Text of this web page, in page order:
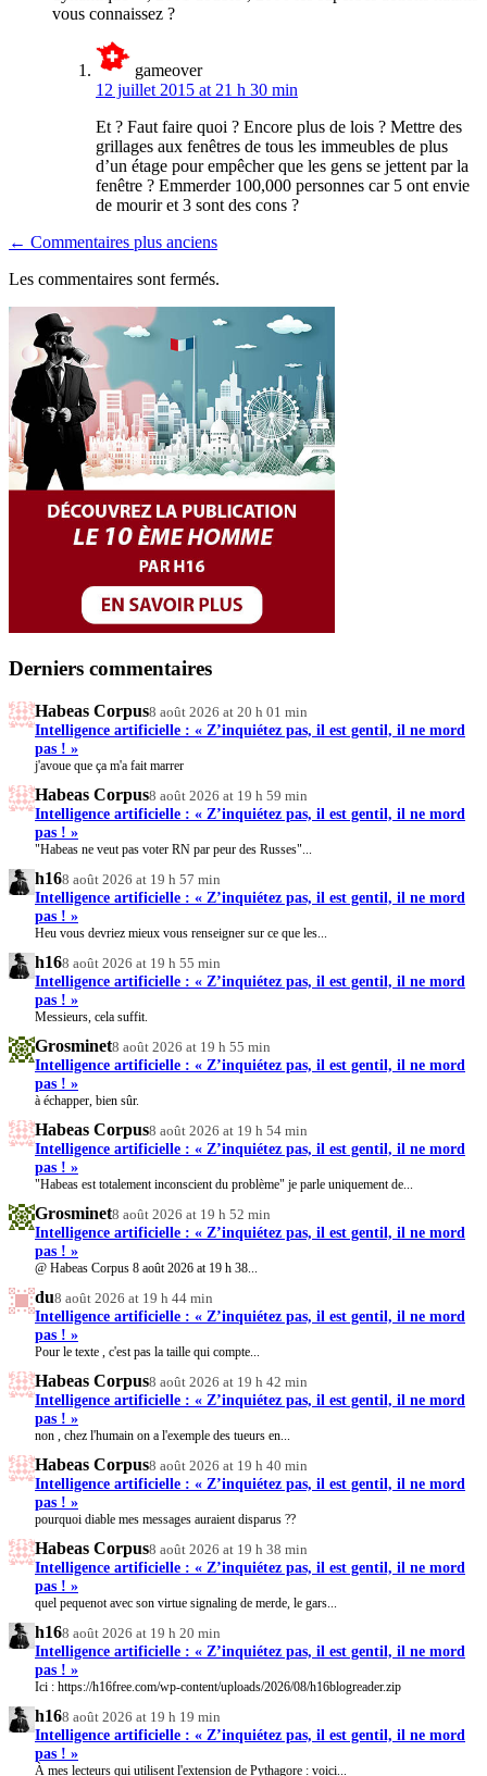
vous connaissez ?
gameover
12 juillet 2015 at 21 h 30 min
Et ? Faut faire quoi ? Encore plus de lois ? Mettre des
grillages aux fenêtres de tous les immeubles de plus
d’un étage pour empêcher que les gens se jettent par la
fenêtre ? Emmerder 100,000 personnes car 5 ont envie
de mourir et 3 sont des cons ?
Navigation
dans
les
commentaires
← Commentaires plus anciens
Les commentaires sont fermés.
Derniers commentaires
Habeas Corpus8 août 2026 at 20 h 01 min
Intelligence artificielle : « Z’inquiétez pas, il est gentil, il ne mord
pas ! »
j'avoue que ça m'a fait marrer
Habeas Corpus8 août 2026 at 19 h 59 min
Intelligence artificielle : « Z’inquiétez pas, il est gentil, il ne mord
pas ! »
"Habeas ne veut pas voter RN par peur des Russes"...
h168 août 2026 at 19 h 57 min
Intelligence artificielle : « Z’inquiétez pas, il est gentil, il ne mord
pas ! »
Heu vous devriez mieux vous renseigner sur ce que les...
h168 août 2026 at 19 h 55 min
Intelligence artificielle : « Z’inquiétez pas, il est gentil, il ne mord
pas ! »
Messieurs, cela suffit.
Grosminet8 août 2026 at 19 h 55 min
Intelligence artificielle : « Z’inquiétez pas, il est gentil, il ne mord
pas ! »
à échapper, bien sûr.
Habeas Corpus8 août 2026 at 19 h 54 min
Intelligence artificielle : « Z’inquiétez pas, il est gentil, il ne mord
pas ! »
"Habeas est totalement inconscient du problème" je parle uniquement de...
Grosminet8 août 2026 at 19 h 52 min
Intelligence artificielle : « Z’inquiétez pas, il est gentil, il ne mord
pas ! »
@ Habeas Corpus 8 août 2026 at 19 h 38...
du8 août 2026 at 19 h 44 min
Intelligence artificielle : « Z’inquiétez pas, il est gentil, il ne mord
pas ! »
Pour le texte , c'est pas la taille qui compte...
Habeas Corpus8 août 2026 at 19 h 42 min
Intelligence artificielle : « Z’inquiétez pas, il est gentil, il ne mord
pas ! »
non , chez l'humain on a l'exemple des tueurs en...
Habeas Corpus8 août 2026 at 19 h 40 min
Intelligence artificielle : « Z’inquiétez pas, il est gentil, il ne mord
pas ! »
pourquoi diable mes messages auraient disparus ??
Habeas Corpus8 août 2026 at 19 h 38 min
Intelligence artificielle : « Z’inquiétez pas, il est gentil, il ne mord
pas ! »
quel pequenot avec son virtue signaling de merde, le gars...
h168 août 2026 at 19 h 20 min
Intelligence artificielle : « Z’inquiétez pas, il est gentil, il ne mord
pas ! »
Ici : https://h16free.com/wp-content/uploads/2026/08/h16blogreader.zip
h168 août 2026 at 19 h 19 min
Intelligence artificielle : « Z’inquiétez pas, il est gentil, il ne mord
pas ! »
À mes lecteurs qui utilisent l'extension de Pythagore : voici...